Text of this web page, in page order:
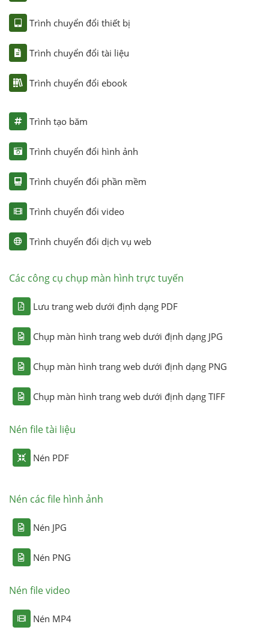
Trình chuyển đổi thiết bị
Trình chuyển đổi tài liệu
Trình chuyển đổi ebook
Trình tạo băm
Trình chuyển đổi hình ảnh
Trình chuyển đổi phần mềm
Trình chuyển đổi video
Trình chuyển đổi dịch vụ web
Các công cụ chụp màn hình trực tuyến
Lưu trang web dưới định dạng PDF
Chụp màn hình trang web dưới định dạng JPG
Chụp màn hình trang web dưới định dạng PNG
Chụp màn hình trang web dưới định dạng TIFF
Nén file tài liệu
Nén PDF
Nén các file hình ảnh
Nén JPG
Nén PNG
Nén file video
Nén MP4